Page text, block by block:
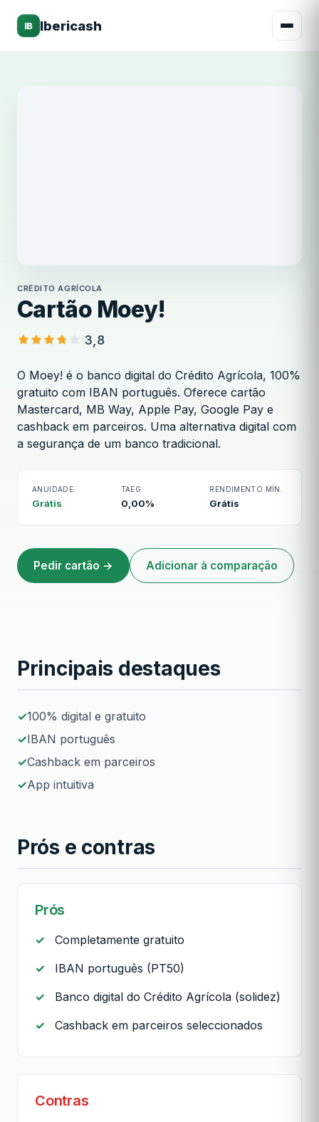
IB Ibericash
Cartão Moey!
CRÉDITO AGRÍCOLA
Cartão Moey!
3,8
O Moey! é o banco digital do Crédito Agrícola, 100%
gratuito com IBAN português. Oferece cartão
Mastercard, MB Way, Apple Pay, Google Pay e
cashback em parceiros. Uma alternativa digital com
a segurança de um banco tradicional.
ANUIDADE
Grátis
TAEG
0,00%
RENDIMENTO MÍN.
Grátis
Pedir cartão → Adicionar à comparação
Principais destaques
100% digital e gratuito
IBAN português
Cashback em parceiros
App intuitiva
Prós e contras
Prós
Completamente gratuito
IBAN português (PT50)
Banco digital do Crédito Agrícola (solidez)
Cashback em parceiros seleccionados
Contras